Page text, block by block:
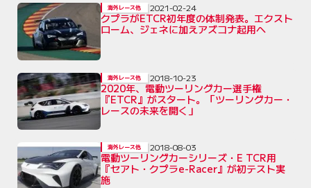
クプラがETCR初年度の体制発表。エクスト
ローム、ジェネに加えアズコナ起用へ
海外レース他 2021-02-24
2020年、電動ツーリングカー選手権
『ETCR』がスタート。「ツーリングカー・
レースの未来を開く」
海外レース他 2018-10-23
電動ツーリングカーシリーズ・E TCR用
『セアト・クプラe-Racer』が初テスト実
施
海外レース他 2018-08-03